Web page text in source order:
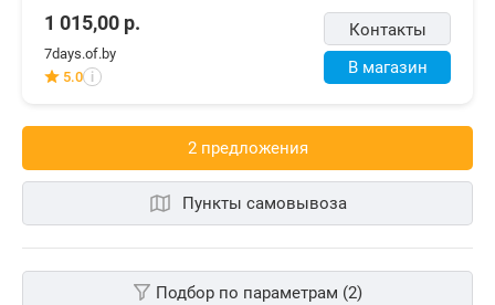
Контакты
В магазин
1 015,00 р.
7days.of.by
5.0 i
2 предложения
Пункты самовывоза
Подбор по параметрам (2)